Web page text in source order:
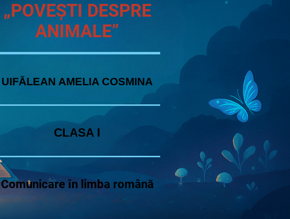
„POVEȘTI DESPRE
ANIMALE”
UIFĂLEAN AMELIA COSMINA
CLASA I
Comunicare în limba română